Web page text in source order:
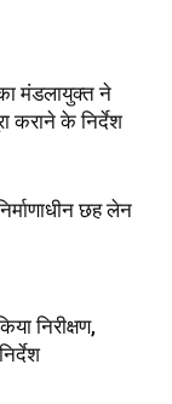
का मंडलायुक्त ने
कराने के निर्देश
छह लेन
निरीक्षण,